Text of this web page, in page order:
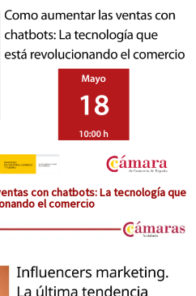
con chatbots: La tecnología que
el comercio